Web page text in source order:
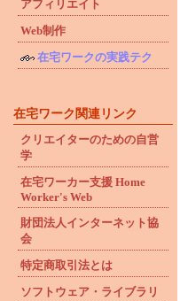
アフィリエイト
Web制作
在宅ワークの実践テク
在宅ワーク関連リンク
クリエイターのための自営
学
在宅ワーカー支援 Home
Worker's Web
財団法人インターネット協
会
特定商取引法とは
ソフトウェア・ライブラリ